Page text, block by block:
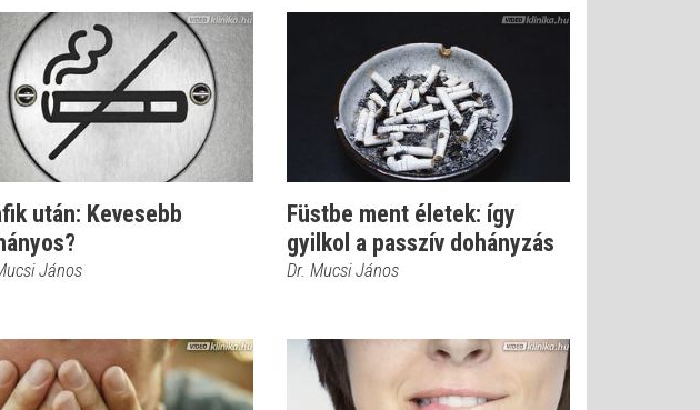
után: Kevesebb
János
Füstbe ment életek: így
gyilkol a passzív dohányzás
Dr. Mucsi János